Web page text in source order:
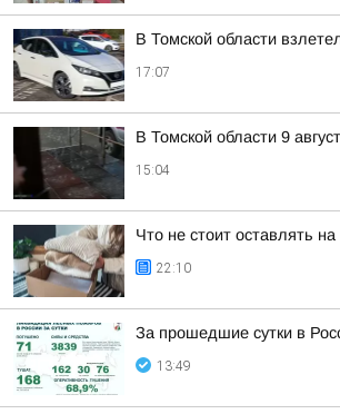
В Томской области
17:07
В Томской области 9
15:04
Что не стоит оставлять
22:10
За прошедшие сутки в
13:49